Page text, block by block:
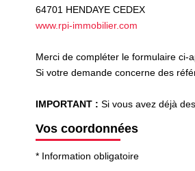
64701 HENDAYE CEDEX
www.rpi-immobilier.com
Merci de compléter le formulaire ci-
Si votre demande concerne des
IMPORTANT : Si vous avez déjà
Vos coordonnées
* Information obligatoire